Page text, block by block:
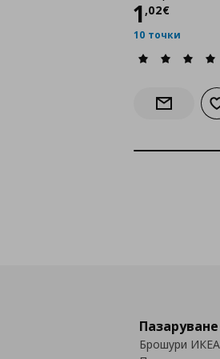
1,02€
Цена
10 точки
Брошури ИКЕА